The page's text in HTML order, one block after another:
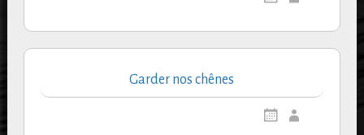
Garder nos chênes